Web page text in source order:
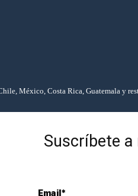
México, Costa Rica, Guatemala y
Suscríbete